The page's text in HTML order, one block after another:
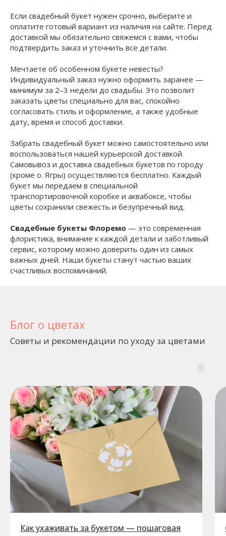
Если свадебный букет нужен срочно, выберите и
оплатите готовый вариант из наличия на сайте. Перед
доставкой мы обязательно свяжемся с вами, чтобы
подтвердить заказ и уточнить все детали.
Мечтаете об особенном букете невесты?
Индивидуальный заказ нужно оформить заранее —
минимум за 2–3 недели до свадьбы. Это позволит
заказать цветы специально для вас, спокойно
согласовать стиль и оформление, а также удобные
дату, время и способ доставки.
Забрать свадебный букет можно самостоятельно или
воспользоваться нашей курьерской доставкой.
Самовывоз и доставка свадебных букетов по городу
(кроме о. Ягры) осуществляются бесплатно. Каждый
букет мы передаем в специальной
транспортировочной коробке и аквабоксе, чтобы
цветы сохранили свежесть и безупречный вид.
Свадебные букеты Флоремо — это современная
флористика, внимание к каждой детали и заботливый
сервис, которому можно доверить один из самых
важных дней. Наши букеты станут частью ваших
счастливых воспоминаний.
Блог о цветах
Советы и рекомендации по уходу за цветами
Как ухаживать за букетом — пошаговая